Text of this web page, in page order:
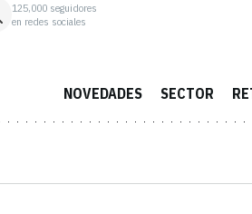
125,000 seguidores
en redes sociales
NOVEDADES SECTOR